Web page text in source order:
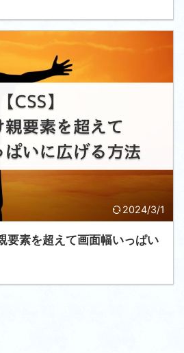
2024/3/1
要素を超えて画面幅いっぱい